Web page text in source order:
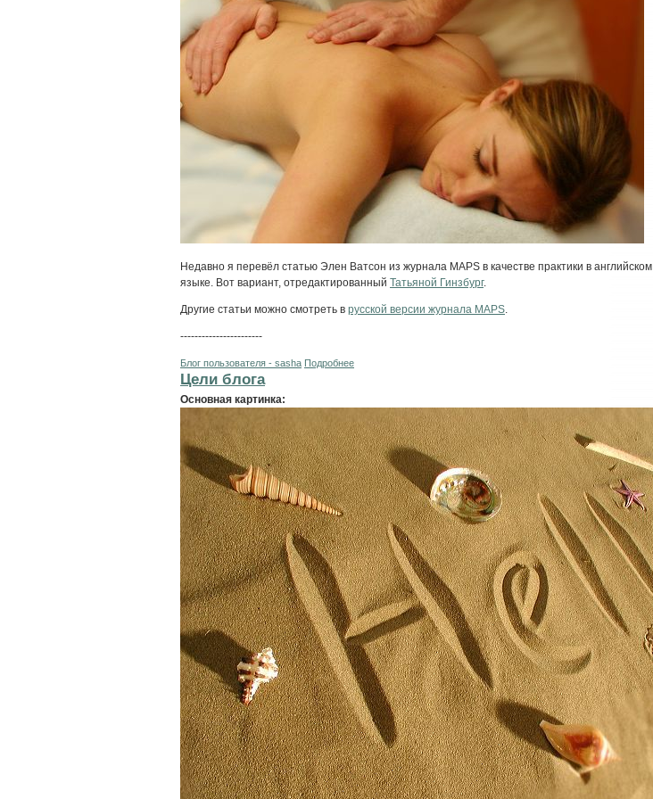
Недавно я перевёл статью Элен Ватсон из журнала MAPS в качестве практики в английском
языке. Вот вариант, отредактированный Татьяной Гинзбург.
Другие статьи можно смотреть в русской версии журнала MAPS
-----------------------
Блог пользователя - sasha Подробнее
Цели блога
Основная картинка: